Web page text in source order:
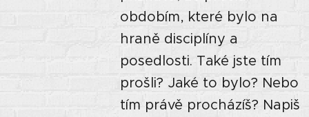
obdobím, které bylo na
hraně disciplíny a
posedlosti. Také jste tím
prošli? Jaké to bylo? Nebo
tím právě procházíš? Napiš